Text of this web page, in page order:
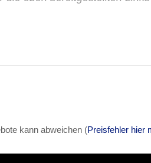
kann abweichen (Preisfehler hier